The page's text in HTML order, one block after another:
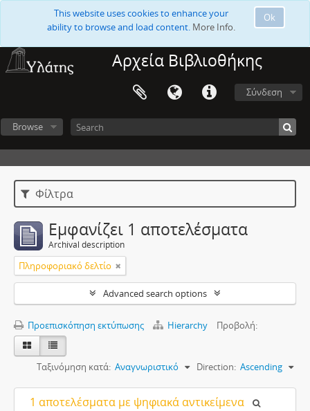
Ok
This website uses cookies to enhance your
ability to browse and load content. More Info.
Αρχεία Βιβλιοθήκης
Σύνδεση
Browse
Φίλτρα
Εμφανίζει 1 αποτελέσματα
Archival description
Πληροφοριακό δελτίο
Advanced search options
Προεπισκόπηση εκτύπωσης Hierarchy Προβολή:
Ταξινόμηση κατά: Αναγνωριστικό Direction: Ascending
1 αποτελέσματα με ψηφιακά αντικείμενα